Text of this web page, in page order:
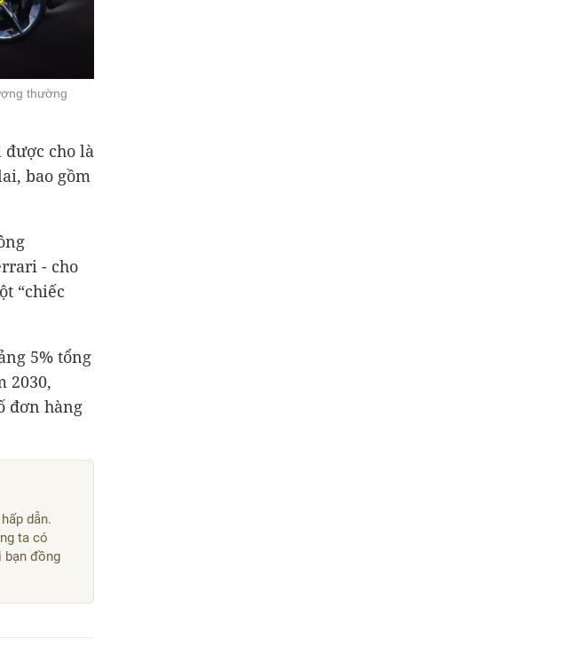
thường
cho là
bao gồm
- cho
“chiếc
5% tổng
2030,
đơn hàng
dẫn.
ta có
bạn đồng